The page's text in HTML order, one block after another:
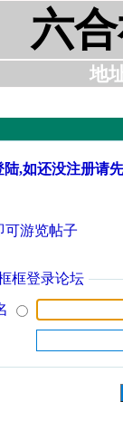
六
地
,如还没注册请
可游览帖子
框登录论坛